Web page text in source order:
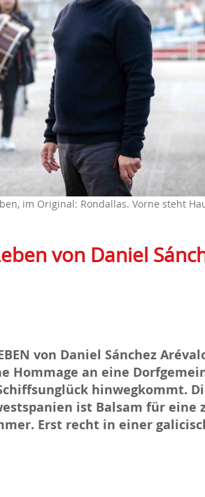
im Original: Rondallas. Vorne steht
von Daniel
von Daniel Sánchez
Hommage an eine
hinwegkommt.
ist Balsam für eine
Erst recht in einer